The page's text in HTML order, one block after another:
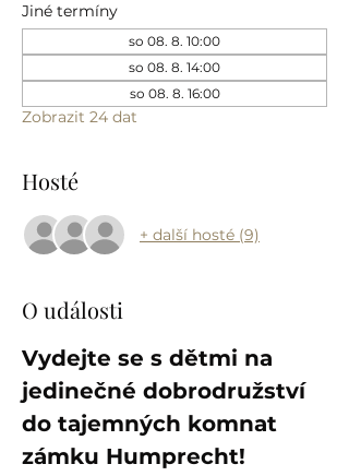
Jiné termíny
so 08. 8. 10:00
so 08. 8. 14:00
so 08. 8. 16:00
Zobrazit 24 dat
Hosté
+ další hosté (9)
O události
Vydejte se s dětmi na
jedinečné dobrodružství
do tajemných komnat
zámku Humprecht!